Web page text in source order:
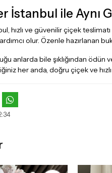
İstanbul ile Aynı
hızlı ve güvenilir çiçek
olur. Özenle hazırlanan
anlarda bile şıklığından
her anda, doğru çiçek ve